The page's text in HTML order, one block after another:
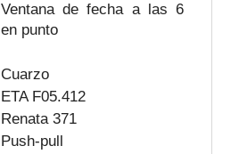
Ventana de fecha a las 6
en punto
Cuarzo
ETA F05.412
Renata 371
Push-pull